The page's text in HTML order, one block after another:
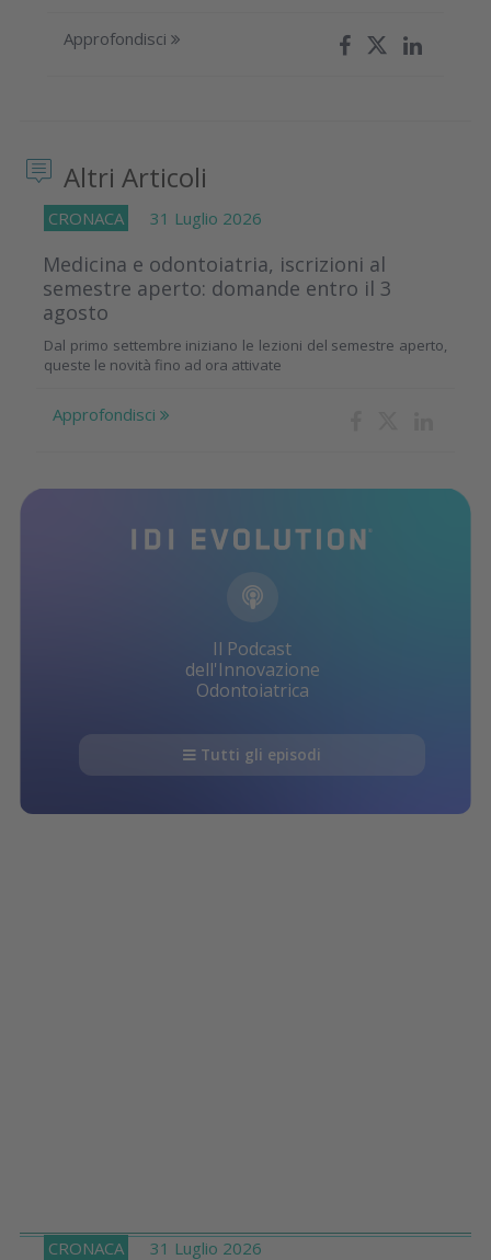
Approfondisci
Altri Articoli
CRONACA 31 Luglio 2026
Medicina e odontoiatria, iscrizioni al
semestre aperto: domande entro il 3
agosto
Dal primo settembre iniziano le lezioni del semestre aperto,
queste le novità fino ad ora attivate
Approfondisci
Il Podcast
dell'Innovazione
Odontoiatrica
Tutti gli episodi
CRONACA 31 Luglio 2026